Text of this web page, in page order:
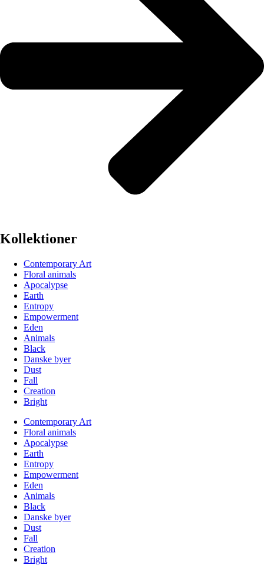
Kollektioner
Contemporary Art
Floral animals
Apocalypse
Earth
Entropy
Empowerment
Eden
Animals
Black
Danske byer
Dust
Fall
Creation
Bright
Contemporary Art
Floral animals
Apocalypse
Earth
Entropy
Empowerment
Eden
Animals
Black
Danske byer
Dust
Fall
Creation
Bright